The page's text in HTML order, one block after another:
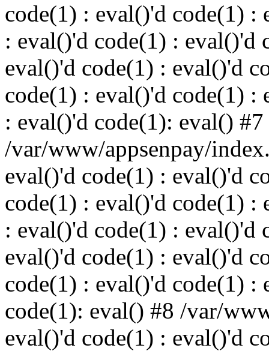
code(1) : eval()'d code(1) :
: eval()'d code(1) : eval()'d
eval()'d code(1) : eval()'d
code(1) : eval()'d code(1) :
: eval()'d code(1): eval() #7
/var/www/appsenpay/
eval()'d code(1) : eval()'d
code(1) : eval()'d code(1) :
: eval()'d code(1) : eval()'d
eval()'d code(1) : eval()'d
code(1) : eval()'d code(1) :
code(1): eval() #8 /var/
eval()'d code(1) : eval()'d